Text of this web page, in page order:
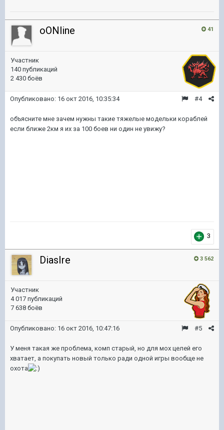
41
oONline
Участник
140 публикаций
2 430 боёв
#4
Опубликовано: 16 окт 2016, 10:35:34
объясните мне зачем нужны такие тяжелые модельки кораблей
если ближе 2км я их за 100 боев ни один не увижу?
3
3 562
DiasIre
Участник
4 017 публикаций
7 638 боёв
#5
Опубликовано: 16 окт 2016, 10:47:16
У меня такая же проблема, комп старый, но для мох целей его
хватает, а покупать новый только ради одной игры вообще не
охота